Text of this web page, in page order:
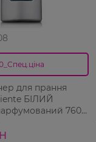
для прання
БІЛИЙ
760